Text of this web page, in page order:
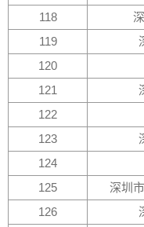
118
119
120
121
122
123
124
125
深圳
126